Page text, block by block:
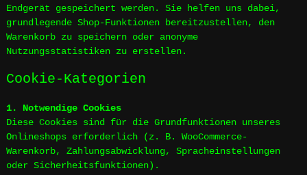
Endgerät gespeichert werden. Sie helfen uns dabei,
grundlegende Shop-Funktionen bereitzustellen, den
Warenkorb zu speichern oder anonyme
Nutzungsstatistiken zu erstellen.
Cookie-Kategorien
1. Notwendige Cookies
Diese Cookies sind für die Grundfunktionen unseres
Onlineshops erforderlich (z. B. WooCommerce-
Warenkorb, Zahlungsabwicklung, Spracheinstellungen
oder Sicherheitsfunktionen).